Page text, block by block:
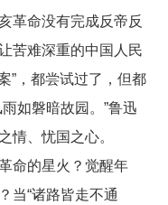
革命没有完成反帝反
苦难深重的中国人民
”，都尝试过了，但都
如磐暗故园。”鲁迅
情、忧国之心。
的星火？觉醒年
当“诸路皆走不通